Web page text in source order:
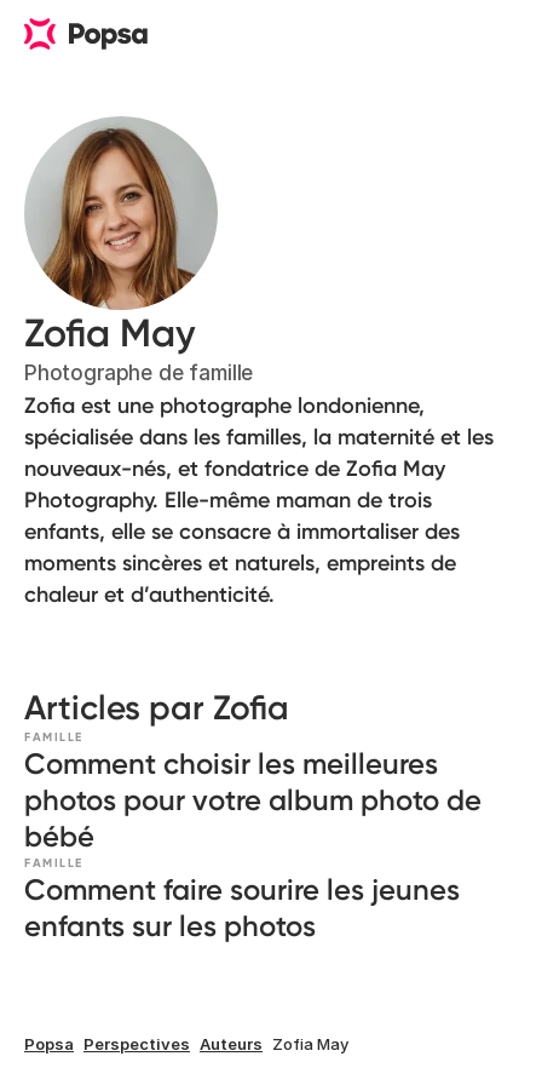
Zofia May
Photographe de famille
Zofia est une photographe londonienne,
spécialisée dans les familles, la maternité et les
nouveaux-nés, et fondatrice de Zofia May
Photography. Elle-même maman de trois
enfants, elle se consacre à immortaliser des
moments sincères et naturels, empreints de
chaleur et d’authenticité.
Articles par Zofia
FAMILLE
Comment choisir les meilleures
photos pour votre album photo de
bébé
FAMILLE
Comment faire sourire les jeunes
enfants sur les photos
Popsa Perspectives Auteurs Zofia May